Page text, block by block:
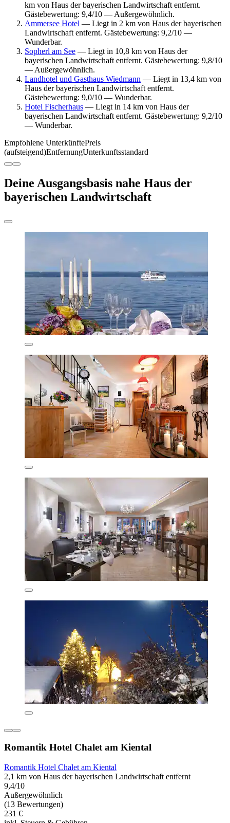
km von Haus der bayerischen Landwirtschaft entfernt.
Gästebewertung: 9,4/10 — Außergewöhnlich.
Ammersee Hotel — Liegt in 2 km von Haus der bayerischen
Landwirtschaft entfernt. Gästebewertung: 9,2/10 —
Wunderbar.
Sopherl am See — Liegt in 10,8 km von Haus der
bayerischen Landwirtschaft entfernt. Gästebewertung: 9,8/10
— Außergewöhnlich.
Landhotel und Gasthaus Wiedmann — Liegt in 13,4 km von
Haus der bayerischen Landwirtschaft entfernt.
Gästebewertung: 9,0/10 — Wunderbar.
Hotel Fischerhaus — Liegt in 14 km von Haus der
bayerischen Landwirtschaft entfernt. Gästebewertung: 9,2/10
— Wunderbar.
Empfohlene UnterkünftePreis
(aufsteigend)EntfernungUnterkunftsstandard
Deine Ausgangsbasis nahe Haus der
bayerischen Landwirtschaft
Romantik Hotel Chalet am Kiental
Romantik Hotel Chalet am Kiental
2,1 km von Haus der bayerischen Landwirtschaft entfernt
9,4/10
Außergewöhnlich
(13 Bewertungen)
231 €